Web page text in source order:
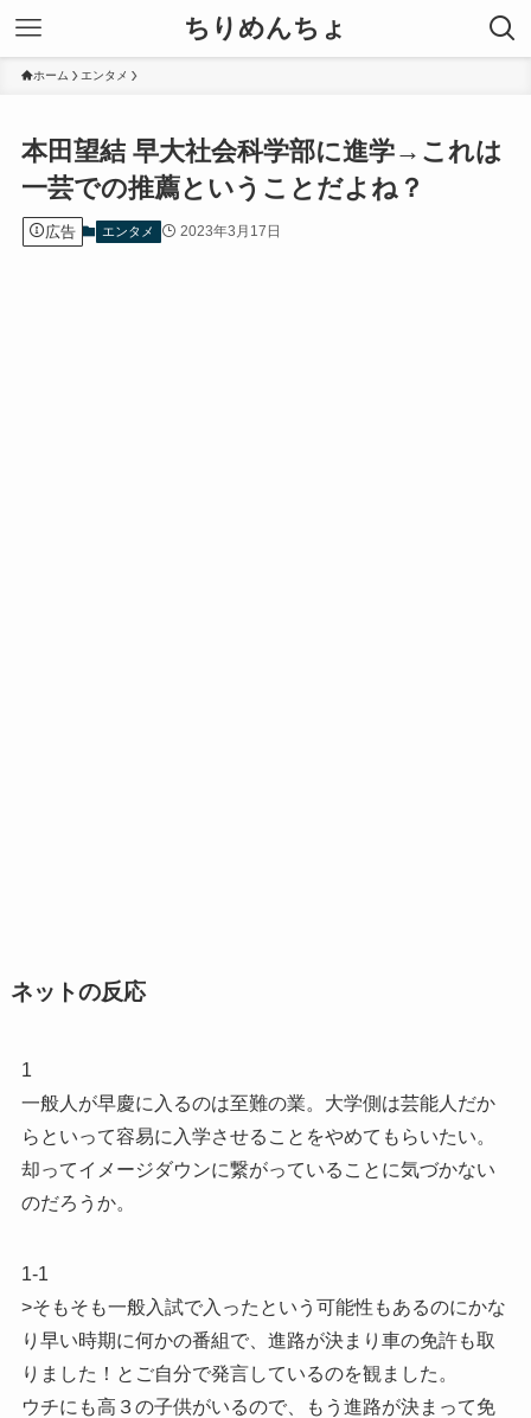
ちりめんちょ
ホーム エンタメ
本田望結 早大社会科学部に進学→これは
一芸での推薦ということだよね？
広告 エンタメ 2023年3月17日
ネットの反応
1
一般人が早慶に入るのは至難の業。大学側は芸能人だか
らといって容易に入学させることをやめてもらいたい。
却ってイメージダウンに繋がっていることに気づかない
のだろうか。
1-1
>そもそも一般入試で入ったという可能性もあるのにかな
り早い時期に何かの番組で、進路が決まり車の免許も取
りました！とご自分で発言しているのを観ました。
ウチにも高３の子供がいるので、もう進路が決まって免